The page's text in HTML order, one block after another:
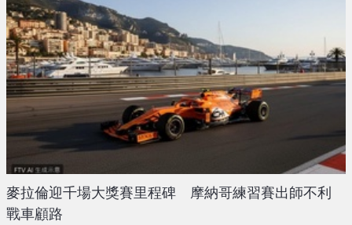
麥拉倫迎千場大獎賽里程碑 摩納哥練習賽出師不利
戰車顧路